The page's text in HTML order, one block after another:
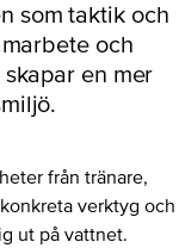
som taktik och
och
en mer
från tränare,
verktyg och
ut på vattnet.